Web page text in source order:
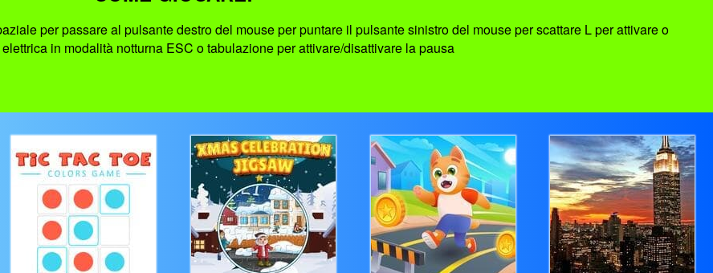
per passare al pulsante destro del mouse per puntare il pulsante sinistro del mouse per scattare L per attivare o
in modalità notturna ESC o tabulazione per attivare/disattivare la pausa